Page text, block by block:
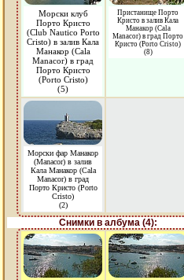
Морски клуб
Порто Кристо
(Club Nautico Porto
Cristo) в залив Кала
Манакор (Cala
Manacor) в град
Порто Кристо
(Porto Cristo)
(5)
Пристанище Порто
Кристо в залив Кала
Манакор (Cala
Manacor) в град Порто
Кристо (Porto Cristo)
(8)
Морски фар Манакор
(Manacor) в залив
Кала Манакор (Cala
Manacor) в град
Порто Кристо (Porto
Cristo)
(2)
Снимки в албума (4):